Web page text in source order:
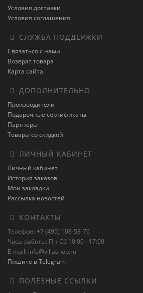
Условия доставки
Условия соглашения
СЛУЖБА ПОДДЕРЖКИ
Связаться с нами
Возврат товара
Карта сайта
ДОПОЛНИТЕЛЬНО
Производители
Подарочные сертификаты
Партнёры
Товары со скидкой
ЛИЧНЫЙ КАБИНЕТ
Личный кабинет
История заказов
Мои закладки
Рассылка новостей
КОНТАКТЫ
Телефон: +7 (495) 108-53-76
Часы работы: Пн-Сб 10:00 - 17:00
E-mail: info@villashop.ru
Пишите в Telegram
ПОЛЕЗНЫЕ ССЫЛКИ